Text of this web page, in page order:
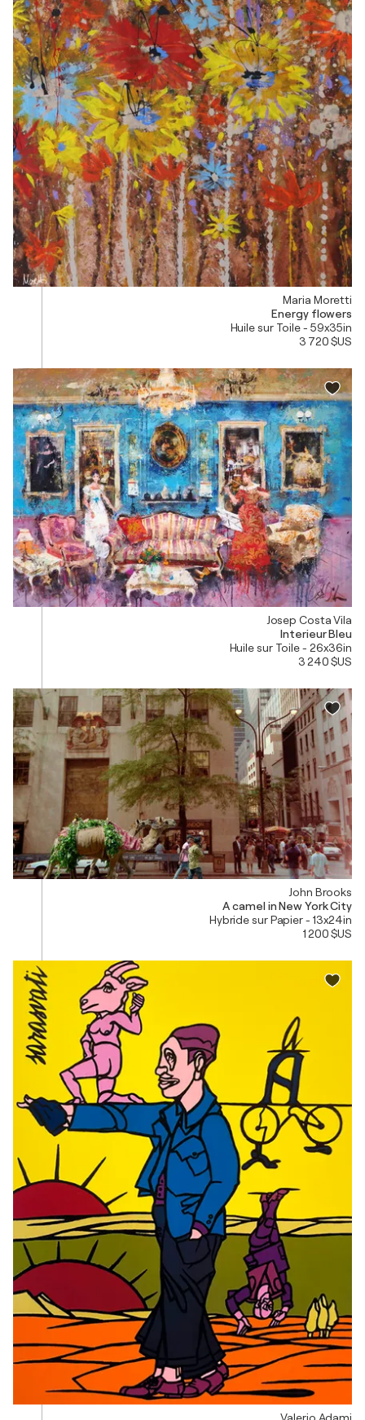
Maria Moretti
Energy flowers
Huile sur Toile - 59x35in
3 720 $US
Josep Costa Vila
Interieur Bleu
Huile sur Toile - 26x36in
3 240 $US
John Brooks
A camel in New York City
Hybride sur Papier - 13x24in
1 200 $US